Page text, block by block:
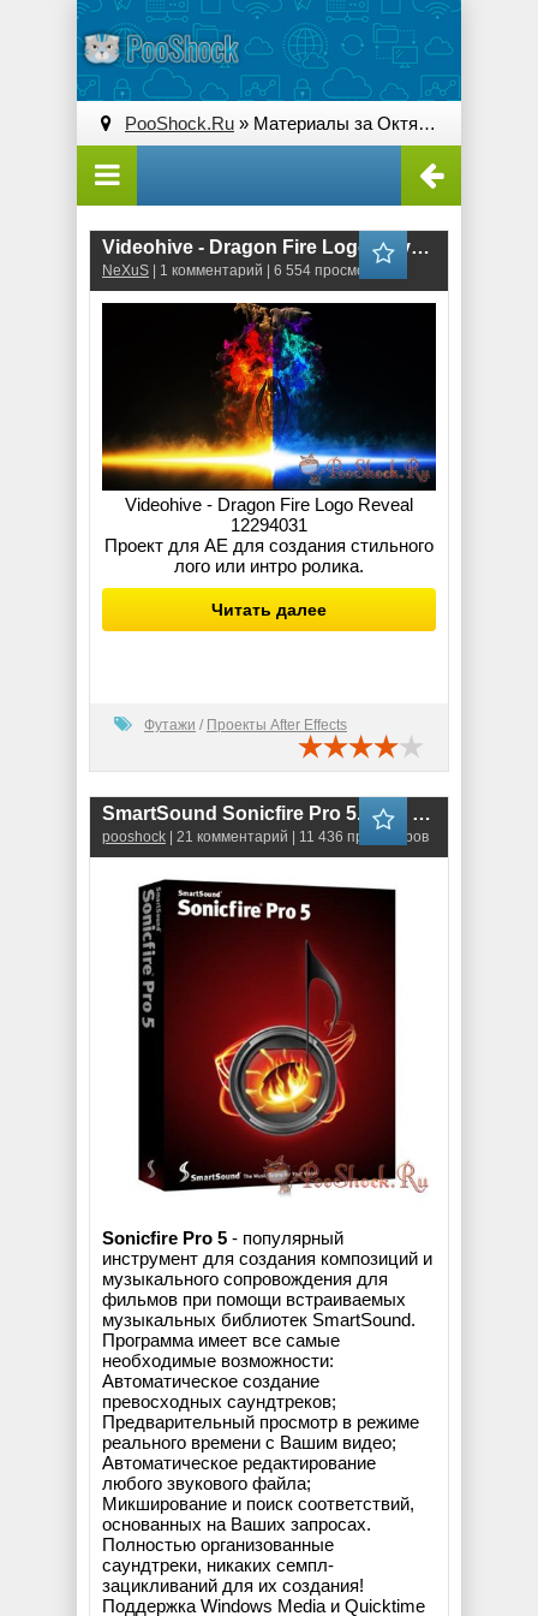
PooShock.Ru » Материалы за Октябрь 2015 года » Страница 6
Videohive - Dragon Fire Logo Reveal 12294031 (.aep)
NeXuS | 1 комментарий | 6 554 просмотров
Videohive - Dragon Fire Logo Reveal
12294031
Проект для АЕ для создания стильного
лого или интро ролика.
Читать далее
Футажи / Проекты After Effects
SmartSound Sonicfire Pro 5.8.7 & Plugins (Network Edition)
pooshock | 21 комментарий | 11 436 просмотров
Sonicfire Pro 5 - популярный
инструмент для создания композиций и
музыкального сопровождения для
фильмов при помощи встраиваемых
музыкальных библиотек SmartSound.
Программа имеет все самые
необходимые возможности:
Автоматическое создание
превосходных саундтреков;
Предварительный просмотр в режиме
реального времени с Вашим видео;
Автоматическое редактирование
любого звукового файла;
Микширование и поиск соответствий,
основанных на Ваших запросах.
Полностью организованные
саундтреки, никаких семпл-
зацикливаний для их создания!
Поддержка Windows Media и Quicktime